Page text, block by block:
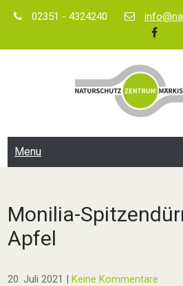
02351 - 4324240
Menu
Monilia-
Apfel
20. Juli 2021 |Keine Kommentare